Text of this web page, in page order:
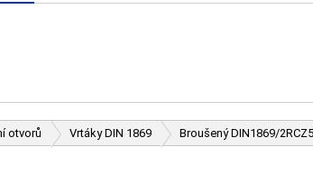
otvorů Vrtáky DIN 1869 Broušený DIN1869/